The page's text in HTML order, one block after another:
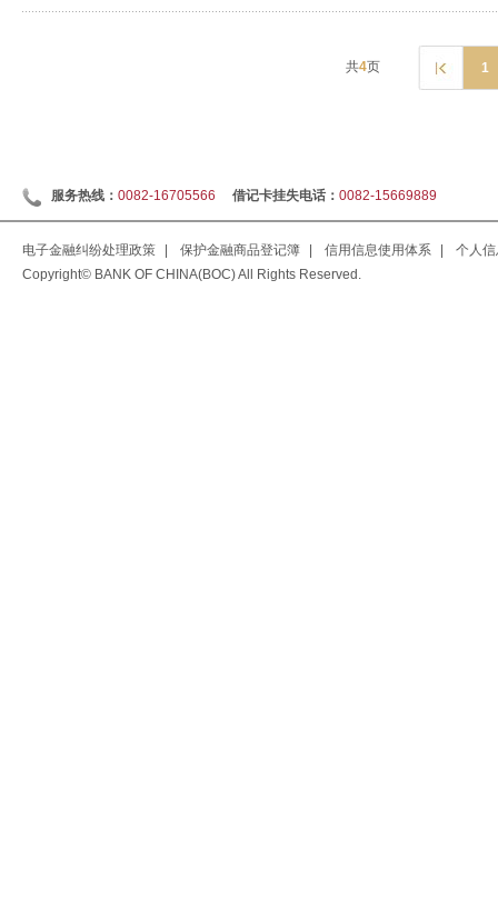
共4页 1
服务热线： 0082-16705566 借记卡挂失电话： 0082-15669889
电子金融纠纷处理政策 保护金融商品登记簿 信用信息使用体系
个人
Copyright© BANK OF CHINA(BOC) All Rights Reserved.